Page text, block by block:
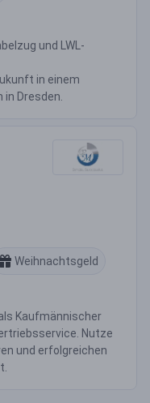
und LWL-
in einem
Dresden.
Weihnachtsgeld
Kaufmännischer
Nutze
und erfolgreichen